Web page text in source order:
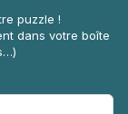
puzzle !
dans votre boîte